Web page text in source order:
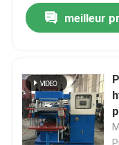
Ligne en
Ligne de
balle de tennis
meilleur